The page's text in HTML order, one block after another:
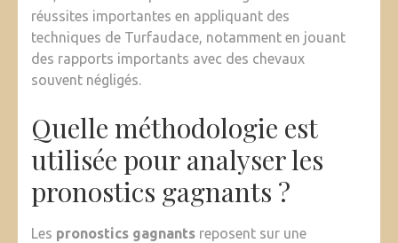
réussites importantes en appliquant des
techniques de Turfaudace, notamment en jouant
des rapports importants avec des chevaux
souvent négligés.
Quelle méthodologie est
utilisée pour analyser les
pronostics gagnants ?
Les pronostics gagnants reposent sur une